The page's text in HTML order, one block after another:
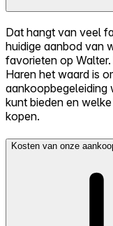
Dat hangt van veel
huidige aanbod van
favorieten op
Haren het waard is
aankoopbegeleiding
kunt bieden en
kopen.
Kosten van onze